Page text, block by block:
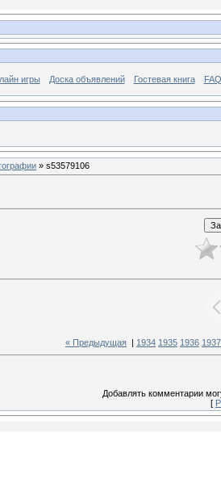
игры Доска объявлений Гостевая книга
» s53579106
« Предыдущая 1934 1935 1936 1937
Добавлять комментарии
[